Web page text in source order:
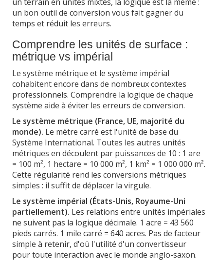
un bon outil de conversion vous fait gagner du
temps et réduit les erreurs.
Comprendre les unités de surface :
métrique vs impérial
Le système métrique et le système impérial
cohabitent encore dans de nombreux contextes
professionnels. Comprendre la logique de chaque
système aide à éviter les erreurs de conversion.
Le système métrique (France, UE, majorité du
monde). Le mètre carré est l'unité de base du
Système International. Toutes les autres unités
métriques en découlent par puissances de 10 : 1 are
= 100 m², 1 hectare = 10 000 m², 1 km² = 1 000 000 m².
Cette régularité rend les conversions métriques
simples : il suffit de déplacer la virgule.
Le système impérial (États-Unis, Royaume-Uni
partiellement). Les relations entre unités impériales
ne suivent pas la logique décimale. 1 acre = 43 560
pieds carrés. 1 mile carré = 640 acres. Pas de facteur
simple à retenir, d'où l'utilité d'un convertisseur
pour toute interaction avec le monde anglo-saxon.